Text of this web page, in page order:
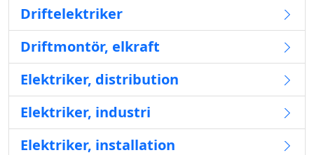
Driftelektriker
Driftmontör, elkraft
Elektriker, distribution
Elektriker, industri
Elektriker, installation